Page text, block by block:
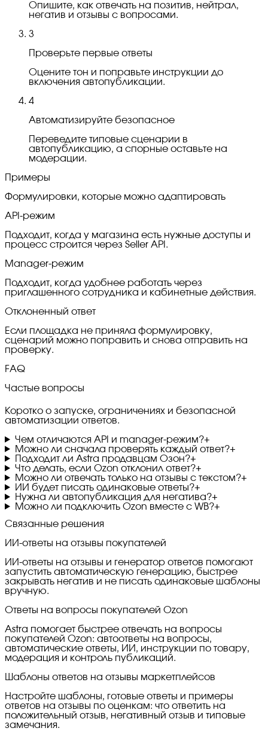
Опишите, как отвечать на позитив, нейтрал,
негатив и отзывы с вопросами.
3
Проверьте первые ответы
Оцените тон и поправьте инструкции до
включения автопубликации.
4
Автоматизируйте безопасное
Переведите типовые сценарии в
автопубликацию, а спорные оставьте на
модерации.
Примеры
Формулировки, которые можно адаптировать
API-режим
Подходит, когда у магазина есть нужные доступы и
процесс строится через Seller API.
Manager-режим
Подходит, когда удобнее работать через
приглашенного сотрудника и кабинетные действия.
Отклоненный ответ
Если площадка не приняла формулировку,
сценарий можно поправить и снова отправить на
проверку.
FAQ
Частые вопросы
Коротко о запуске, ограничениях и безопасной
автоматизации ответов.
Чем отличаются API и manager-режим?+
Можно ли сначала проверять каждый ответ?+
Подходит ли Astra продавцам Озон?+
Что делать, если Ozon отклонил ответ?+
Можно ли отвечать только на отзывы с текстом?+
ИИ будет писать одинаковые ответы?+
Нужна ли автопубликация для негатива?+
Можно ли подключить Ozon вместе с WB?+
Связанные решения
ИИ-ответы на отзывы покупателей
ИИ-ответы на отзывы и генератор ответов помогают
запустить автоматическую генерацию, быстрее
закрывать негатив и не писать одинаковые шаблоны
вручную.
Ответы на вопросы покупателей Ozon
Astra помогает быстрее отвечать на вопросы
покупателей Ozon: автоответы на вопросы,
автоматические ответы, ИИ, инструкции по товару,
модерация и контроль публикаций.
Шаблоны ответов на отзывы маркетплейсов
Настройте шаблоны, готовые ответы и примеры
ответов на отзывы по оценкам: что ответить на
положительный отзыв, негативный отзыв и типовые
замечания.